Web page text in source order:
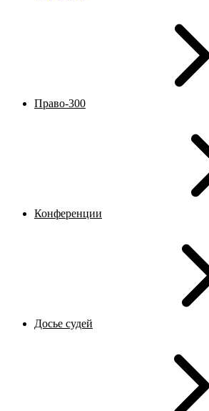
Право-300
Конференции
Досье судей